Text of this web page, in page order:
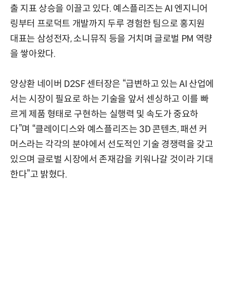
출 지표 상승을 이끌고 있다. 예스플리즈는 AI 엔지니어
링부터 프로덕트 개발까지 두루 경험한 팀으로 홍지원
대표는 삼성전자, 소니뮤직 등을 거치며 글로벌 PM 역량
을 쌓아왔다.
양상환 네이버 D2SF 센터장은 “급변하고 있는 AI 산업에
서는 시장이 필요로 하는 기술을 앞서 센싱하고 이를 빠
르게 제품 형태로 구현하는 실행력 및 속도가 중요하
다”며 “클레이디스와 예스플리즈는 3D 콘텐츠, 패션 커
머스라는 각각의 분야에서 선도적인 기술 경쟁력을 갖고
있으며 글로벌 시장에서 존재감을 키워나갈 것이라 기대
한다”고 밝혔다.